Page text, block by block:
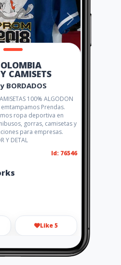
CAMISETS
BORDADOS
100% ALGODON
Prendas.
ropa deportiva en
gorras, camisetas y
para empresas.
Y DETAL
Id: 76546
Like 5